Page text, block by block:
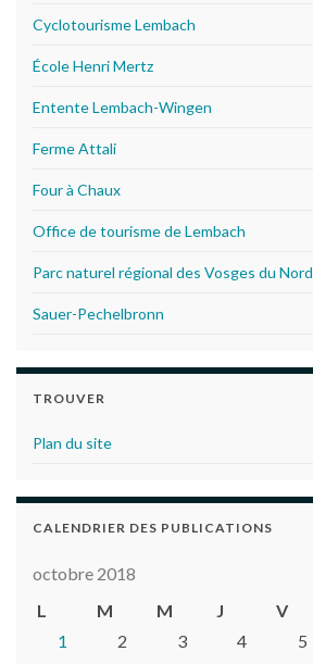
Cyclotourisme Lembach
École Henri Mertz
Entente Lembach-Wingen
Ferme Attali
Four à Chaux
Office de tourisme de Lembach
Parc naturel régional des Vosges du Nord
Sauer-Pechelbronn
TROUVER
Plan du site
CALENDRIER DES PUBLICATIONS
octobre 2018
L
M M J V
1
2 3 4 5